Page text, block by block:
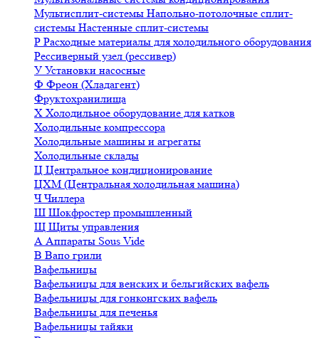
Мультисплит-системы Напольно-потолочные сплит-
системы Настенные сплит-системы
Р Расходные материалы для холодильного оборудования
Рессиверный узел (рессивер)
У Установки насосные
Ф Фреон (Хладагент)
Фруктохранилища
Х Холодильное оборудование для катков
Холодильные компрессора
Холодильные машины и агрегаты
Холодильные склады
Ц Центральное кондиционирование
ЦХМ (Центральная холодильная машина)
ЧЧиллера
Ш Шокфростер промышленный
Щ Щиты управления
А Аппараты Sous Vide
В Вапо грили
Вафельницы
Вафельницы для венских и бельгийских вафель
Вафельницы для гонконгских вафель
Вафельницы для печенья
Вафельницы тайяки